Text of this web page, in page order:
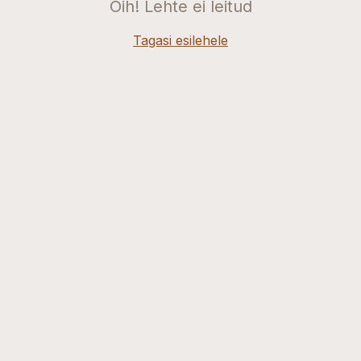
Oih! Lehte ei leitud
Tagasi esilehele